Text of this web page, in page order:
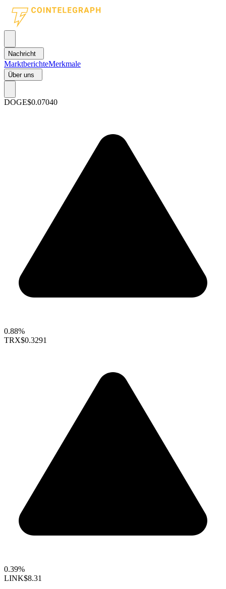
Nachricht
MarktberichteMerkmale
Über uns
DOGE$0.07040
0.88%
TRX$0.3291
0.39%
LINK$8.31